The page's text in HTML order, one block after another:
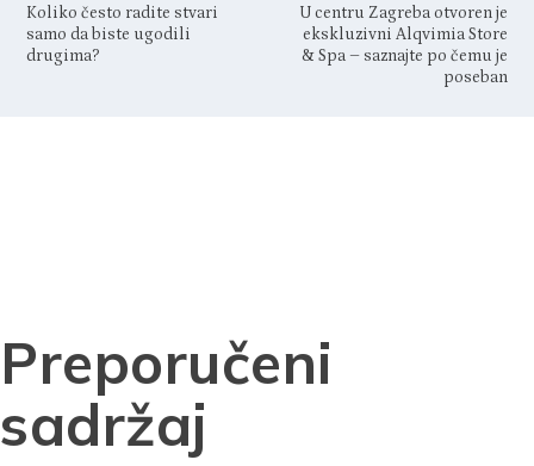
Koliko često radite stvari
samo da biste ugodili
drugima?
U centru Zagreba otvoren je
ekskluzivni Alqvimia Store
& Spa – saznajte po čemu je
poseban
Preporučeni
sadržaj